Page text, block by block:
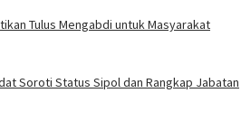
Tulus Mengabdi untuk Masyarakat
Soroti Status Sipol dan Rangkap Jabatan